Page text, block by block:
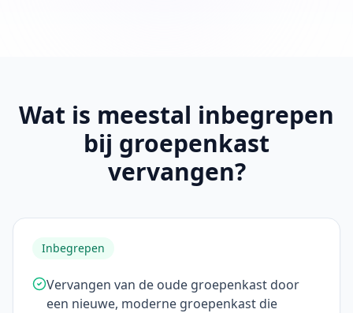
Wat is meestal inbegrepen
bij groepenkast
vervangen?
Inbegrepen
Vervangen van de oude groepenkast door
een nieuwe, moderne groepenkast die